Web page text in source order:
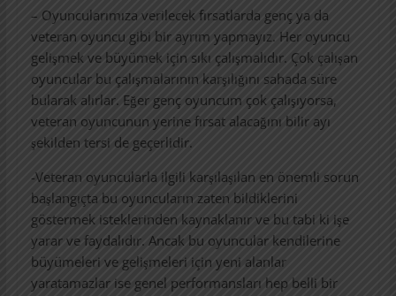
– Oyuncularımıza verilecek fırsatlarda genç ya da
veteran oyuncu gibi bir ayrım yapmayız. Her oyuncu
gelişmek ve büyümek için sıkı çalışmalıdır. Çok çalışan
oyuncular bu çalışmalarının karşılığını sahada süre
bularak alırlar. Eğer genç oyuncum çok çalışıyorsa,
veteran oyuncunun yerine fırsat alacağını bilir ayı
şekilden tersi de geçerlidir.
-Veteran oyuncularla ilgili karşılaşılan en önemli sorun
başlangıçta bu oyuncuların zaten bildiklerini
göstermek isteklerinden kaynaklanır ve bu tabi ki işe
yarar ve faydalıdır. Ancak bu oyuncular kendilerine
büyümeleri ve gelişmeleri için yeni alanlar
yaratamazlar ise genel performansları hep belli bir